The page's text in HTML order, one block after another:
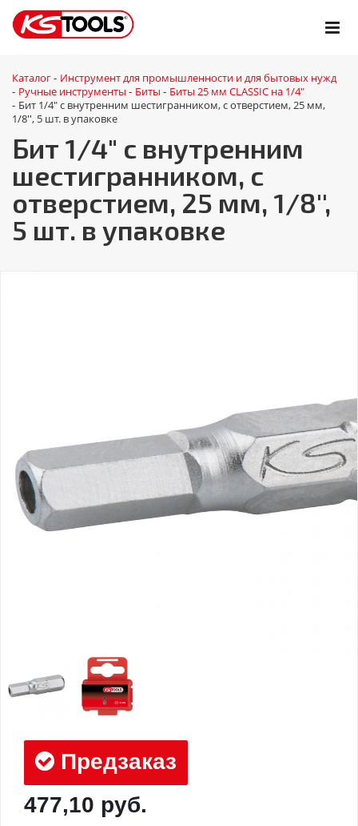
Каталог - Инструмент для промышленности и для бытовых нужд
- Ручные инструменты - Биты - Биты 25 мм CLASSIC на 1/4"
- Бит 1/4" с внутренним шестигранником, с отверстием, 25 мм,
1/8'', 5 шт. в упаковке
Бит 1/4" с внутренним
шестигранником, с
отверстием, 25 мм, 1/8'',
5 шт. в упаковке
Предзаказ
477,10 руб.